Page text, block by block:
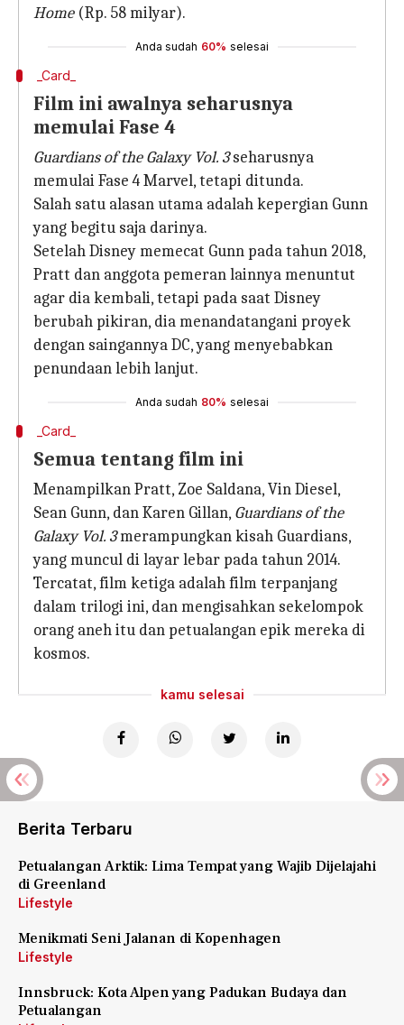
Home(Rp. 58 milyar).
Anda sudah 60% selesai
_Card_
Film ini awalnya seharusnya
memulai Fase 4
Guardians of the Galaxy Vol. 3seharusnya
memulai Fase 4 Marvel, tetapi ditunda.
Salah satu alasan utama adalah kepergian Gunn
yang begitu saja darinya.
Setelah Disney memecat Gunn pada tahun 2018,
Pratt dan anggota pemeran lainnya menuntut
agar dia kembali, tetapi pada saat Disney
berubah pikiran, dia menandatangani proyek
dengan saingannya DC, yang menyebabkan
penundaan lebih lanjut.
Anda sudah 80% selesai
_Card_
Semua tentang film ini
Menampilkan Pratt, Zoe Saldana, Vin Diesel,
Sean Gunn, dan Karen Gillan, Guardians of the
Galaxy Vol. 3merampungkan kisah Guardians,
yang muncul di layar lebar pada tahun 2014.
Tercatat, film ketiga adalah film terpanjang
dalam trilogi ini, dan mengisahkan sekelompok
orang aneh itu dan petualangan epik mereka di
kosmos.
kamu selesai
Berita Terbaru
Petualangan Arktik: Lima Tempat yang Wajib Dijelajahi
di Greenland
Lifestyle
Menikmati Seni Jalanan di Kopenhagen
Lifestyle
Innsbruck: Kota Alpen yang Padukan Budaya dan
Petualangan